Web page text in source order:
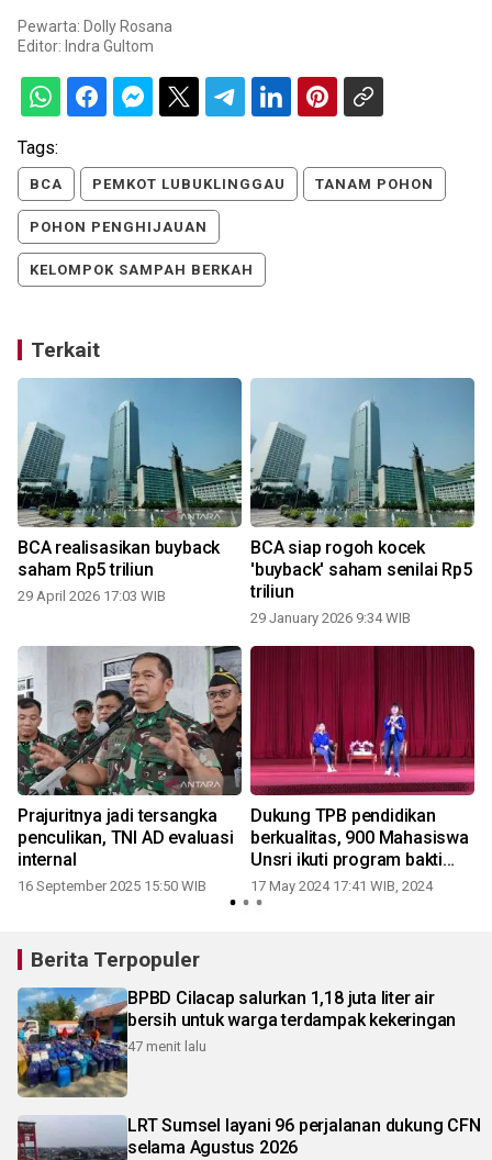
Pewarta: Dolly Rosana
Editor: Indra Gultom
Tags:
BCA PEMKOT LUBUKLINGGAU TANAM POHON
POHON PENGHIJAUAN
KELOMPOK SAMPAH BERKAH
Terkait
BCA realisasikan buyback
saham Rp5 triliun
29 April 2026 17:03 WIB
BCA siap rogoh kocek
'buyback' saham senilai Rp5
triliun
29 January 2026 9:34 WIB
Prajuritnya jadi tersangka
penculikan, TNI AD evaluasi
internal
16 September 2025 15:50 WIB
Dukung TPB pendidikan
berkualitas, 900 Mahasiswa
Unsri ikuti program bakti
BCA
17 May 2024 17:41 WIB, 2024
Berita Terpopuler
BPBD Cilacap salurkan 1,18 juta liter air
bersih untuk warga terdampak kekeringan
47 menit lalu
LRT Sumsel layani 96 perjalanan dukung CFN
selama Agustus 2026